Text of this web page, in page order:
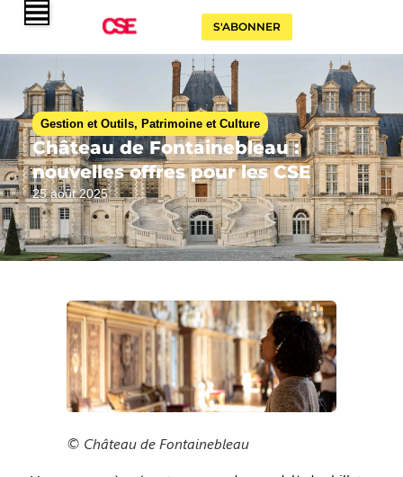
S'ABONNER
Gestion et Outils, Patrimoine et Culture
Château de Fontainebleau :
nouvelles offres pour les CSE
25 août 2025
© Château de Fontainebleau